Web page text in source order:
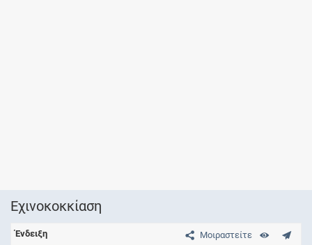
Eχινοκοκκίαση
Μοιραστείτε
Ένδειξη